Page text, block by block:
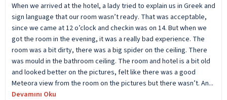
When we arrived at the hotel, a lady tried to explain us in Greek and
sign language that our room wasn’t ready. That was acceptable,
since we came at 12 o’clock and checkin was on 14. But when we
got the room in the evening, it was a really bad experience. The
room was a bit dirty, there was a big spider on the ceiling. There
was mould in the bathroom ceiling. The room and hotel is a bit old
and looked better on the pictures, felt like there was a good
Meteora view from the room on the pictures but there wasn’t. An...
Devamını Oku